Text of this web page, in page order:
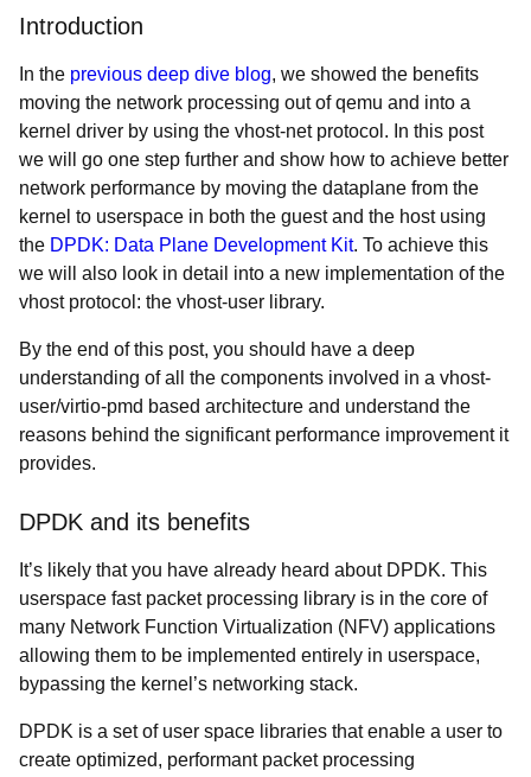
Introduction
In the previous deep dive blog, we showed the benefits
moving the network processing out of qemu and into a
kernel driver by using the vhost-net protocol. In this post
we will go one step further and show how to achieve better
network performance by moving the dataplane from the
kernel to userspace in both the guest and the host using
the DPDK: Data Plane Development Kit. To achieve this
we will also look in detail into a new implementation of the
vhost protocol: the vhost-user library.
By the end of this post, you should have a deep
understanding of all the components involved in a vhost-
user/virtio-pmd based architecture and understand the
reasons behind the significant performance improvement it
provides.
DPDK and its benefits
It’s likely that you have already heard about DPDK. This
userspace fast packet processing library is in the core of
many Network Function Virtualization (NFV) applications
allowing them to be implemented entirely in userspace,
bypassing the kernel’s networking stack.
DPDK is a set of user space libraries that enable a user to
create optimized, performant packet processing